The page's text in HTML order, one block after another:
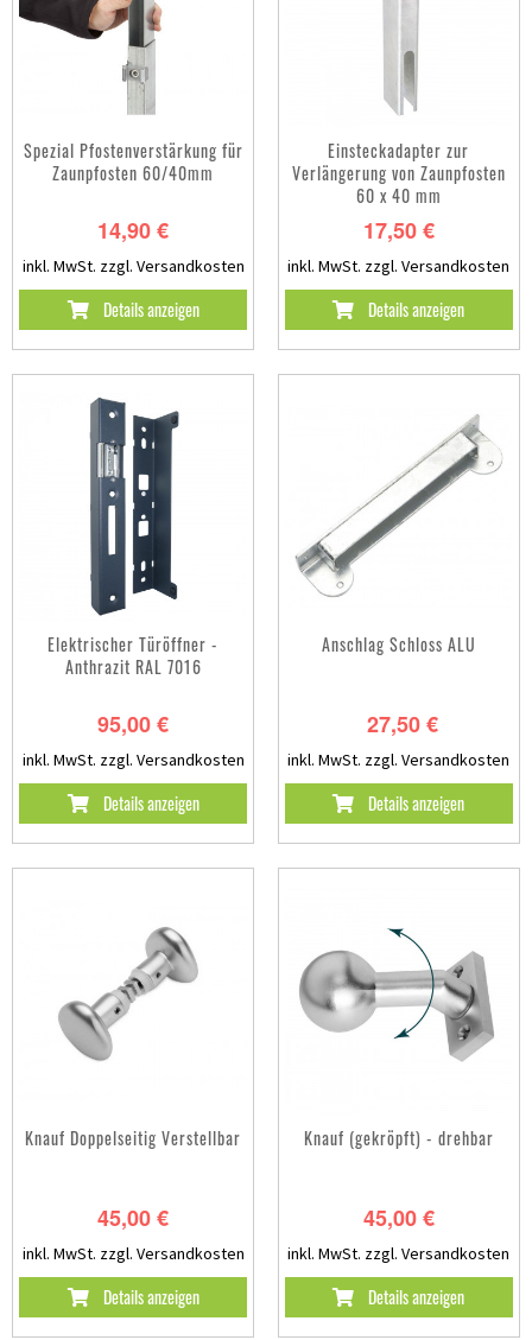
Spezial Pfostenverstärkung für
Zaunpfosten 60/40mm
14,90 €
inkl. MwSt. zzgl. Versandkosten
Details anzeigen
Einsteckadapter zur
Verlängerung von Zaunpfosten
60 x 40 mm
17,50 €
inkl. MwSt. zzgl. Versandkosten
Details anzeigen
Elektrischer Türöffner -
Anthrazit RAL 7016
95,00 €
inkl. MwSt. zzgl. Versandkosten
Details anzeigen
Anschlag Schloss ALU
27,50 €
inkl. MwSt. zzgl. Versandkosten
Details anzeigen
Knauf Doppelseitig Verstellbar
45,00 €
inkl. MwSt. zzgl. Versandkosten
Details anzeigen
Knauf (gekröpft) - drehbar
45,00 €
inkl. MwSt. zzgl. Versandkosten
Details anzeigen